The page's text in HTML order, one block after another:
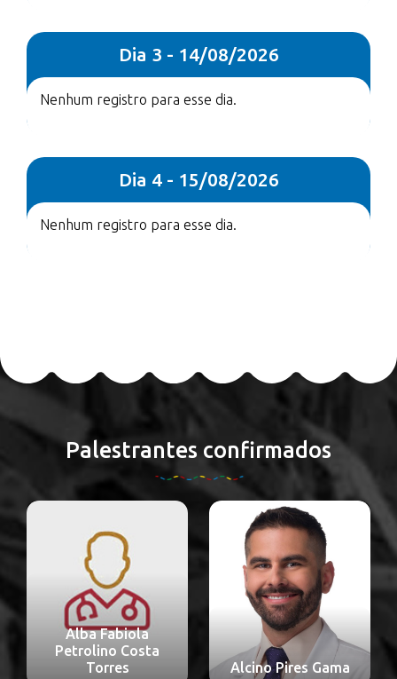
Dia 3 - 14/08/2026
Nenhum registro para esse dia.
Dia 4 - 15/08/2026
Nenhum registro para esse dia.
Palestrantes confirmados
Alba Fabiola
Petrolino Costa
Torres
Alcino Pires Gama